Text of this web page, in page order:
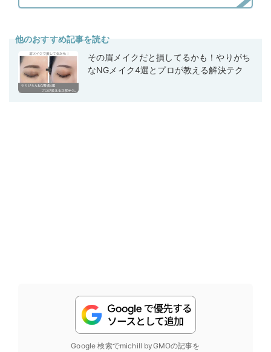
他のおすすめ記事を読む
その眉メイクだと損してるかも！やりがち
なNGメイク4選とプロが教える解決テク
Google 検索でmichill byGMOの記事を